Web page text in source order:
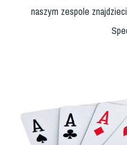
naszym zespole